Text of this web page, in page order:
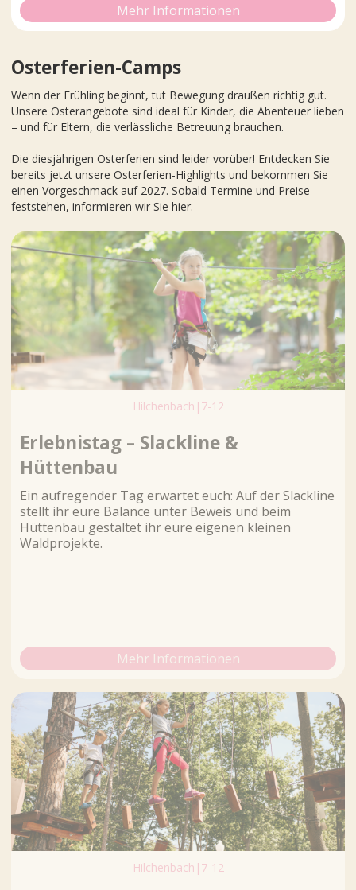
Mehr Informationen
Osterferien-Camps
Wenn der Frühling beginnt, tut Bewegung draußen richtig gut.
Unsere Osterangebote sind ideal für Kinder, die Abenteuer lieben
– und für Eltern, die verlässliche Betreuung brauchen.
Die diesjährigen Osterferien sind leider vorüber! Entdecken Sie
bereits jetzt unsere Osterferien-Highlights und bekommen Sie
einen Vorgeschmack auf 2027. Sobald Termine und Preise
feststehen, informieren wir Sie hier.
Hilchenbach | 7-12
Erlebnistag – Slackline &
Hüttenbau
Ein aufregender Tag erwartet euch: Auf der Slackline
stellt ihr eure Balance unter Beweis und beim
Hüttenbau gestaltet ihr eure eigenen kleinen
Waldprojekte.
Mehr Informationen
Hilchenbach | 7-12